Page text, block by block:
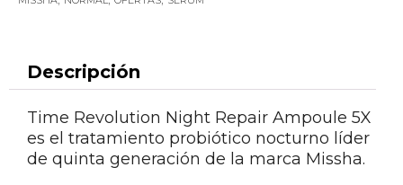
Descripción
Time Revolution Night Repair Ampoule 5X
es el tratamiento probiótico nocturno líder
de quinta generación de la marca Missha.